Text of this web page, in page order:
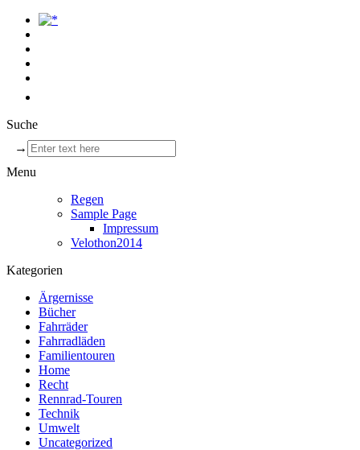
Suche
→
Menu
Regen
Sample Page
Impressum
Velothon2014
Kategorien
Ärgernisse
Bücher
Fahrräder
Fahrradläden
Familientouren
Home
Recht
Rennrad-Touren
Technik
Umwelt
Uncategorized